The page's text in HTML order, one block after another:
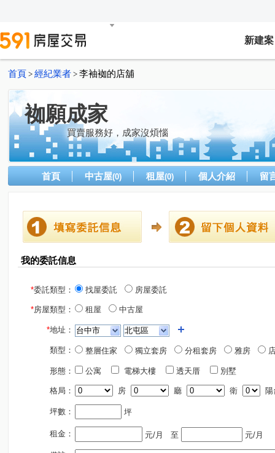
新建案
首頁 > 經紀業者 > 李袖袽的店舖
袽願成家
買賣服務好，成家沒煩惱
首頁 中古屋(0) 租屋(0) 個人介紹 留
我的委託信息
*委託類型： 找屋委託 房屋委託
*房屋類型： 租屋 中古屋
*地址：
類型： 整層住家 獨立套房 分租套房 雅房
形態： 公寓 電梯大樓 透天厝 別墅
格局： 房 廳 衛 陽
坪數： 坪
租金： 元/月 至 元/月